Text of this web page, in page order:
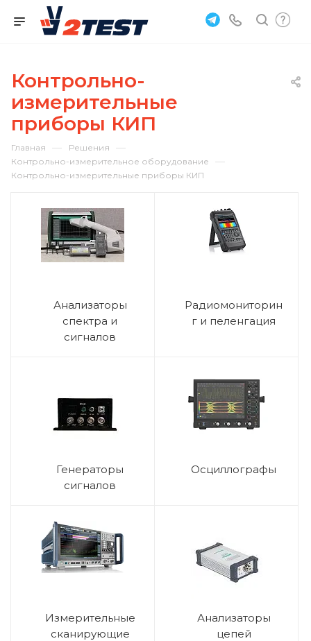
Контрольно-
измерительные
приборы КИП
Главная — Решения —
Контрольно-измерительное оборудование —
Контрольно-измерительные приборы КИП
Анализаторы
спектра и
сигналов
Радиомониторин
г и пеленгация
Генераторы
сигналов
Осциллографы
Измерительные
сканирующие
Анализаторы
цепей